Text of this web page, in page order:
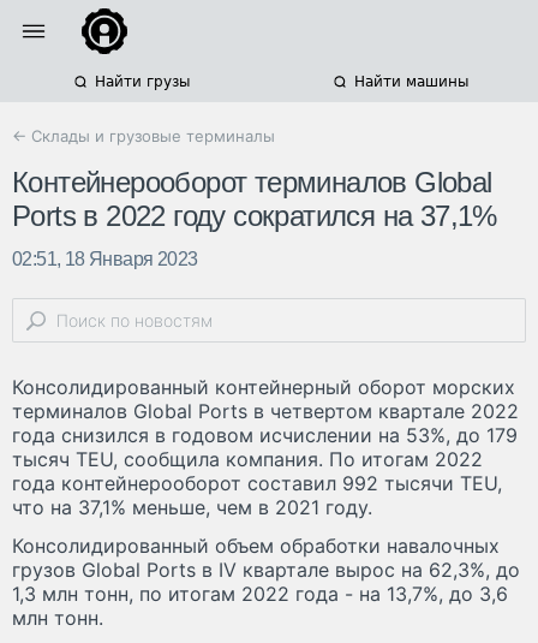
Найти грузы Найти машины
← Склады и грузовые терминалы
Контейнерооборот терминалов Global
Ports в 2022 году сократился на 37,1%
02:51, 18 Января 2023
Консолидированный контейнерный оборот морских
терминалов Global Ports в четвертом квартале 2022
года снизился в годовом исчислении на 53%, до 179
тысяч TEU, сообщила компания. По итогам 2022
года контейнерооборот составил 992 тысячи TEU,
что на 37,1% меньше, чем в 2021 году.
Консолидированный объем обработки навалочных
грузов Global Ports в IV квартале вырос на 62,3%, до
1,3 млн тонн, по итогам 2022 года - на 13,7%, до 3,6
млн тонн.